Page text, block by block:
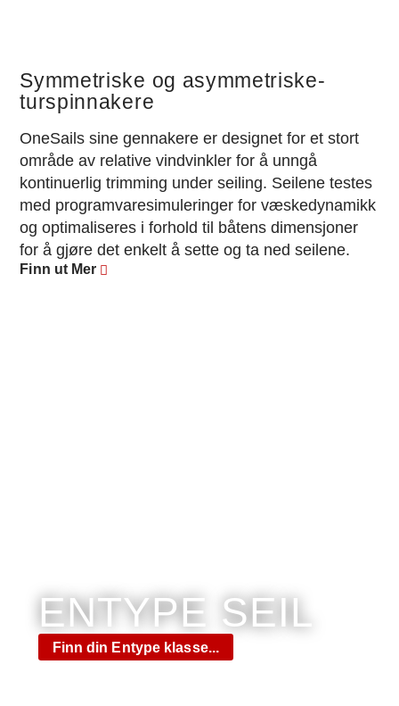
Symmetriske og asymmetriske-
turspinnakere
OneSails sine gennakere er designet for et stort
område av relative vindvinkler for å unngå
kontinuerlig trimming under seiling. Seilene testes
med programvaresimuleringer for væskedynamikk
og optimaliseres i forhold til båtens dimensjoner
for å gjøre det enkelt å sette og ta ned seilene.
Finn ut Mer
ENTYPE SEIL
Finn din Entype klasse...